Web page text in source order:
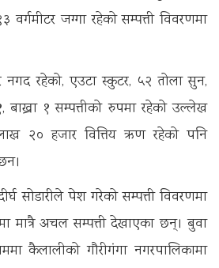
जग्गा रहेको सम्पत्ती विवरणमा
नगद रहेको, एउटा स्कुटर, ५२ तोला सुन,
बाख्रा १ सम्पत्तीको रुपमा रहेको उल्लेख
२० हजार वित्तिय ऋण रहेको पनि
सोडारीले पेश गरेको सम्पत्ती विवरणमा
मात्रै अचल सम्पत्ती देखाएका छन्। बुवा
कैलालीको गौरीगंगा नगरपालिकामा